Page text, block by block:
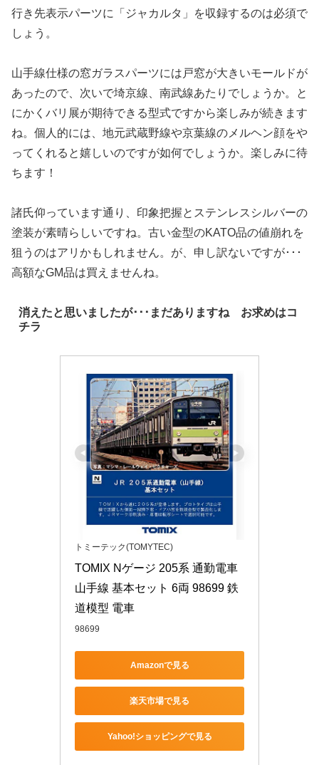
行き先表示パーツに「ジャカルタ」を収録するのは必須で
しょう。
山手線仕様の窓ガラスパーツには戸窓が大きいモールドが
あったので、次いで埼京線、南武線あたりでしょうか。と
にかくバリ展が期待できる型式ですから楽しみが続きます
ね。個人的には、地元武蔵野線や京葉線のメルヘン顔をや
ってくれると嬉しいのですが如何でしょうか。楽しみに待
ちます！
諸氏仰っています通り、印象把握とステンレスシルバーの
塗装が素晴らしいですね。古い金型のKATO品の値崩れを
狙うのはアリかもしれません。が、申し訳ないですが･･･
高額なGM品は買えませんね。
消えたと思いましたが･･･まだありますね お求めはコ
チラ
トミーテック(TOMYTEC)
TOMIX Nゲージ 205系 通勤電車
山手線 基本セット 6両 98699 鉄
道模型 電車
98699
Amazonで見る
楽天市場で見る
Yahoo!ショッピングで見る